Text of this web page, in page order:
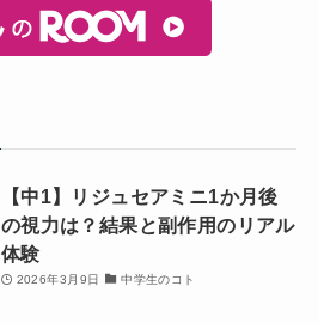
【中1】リジュセアミニ1か月後
の視力は？結果と副作用のリアル
体験
2026年3月9日 中学生のコト